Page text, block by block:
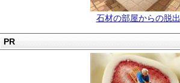
石材の部屋からの脱出
PR